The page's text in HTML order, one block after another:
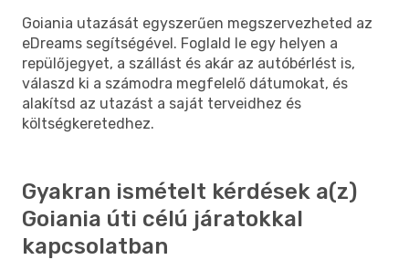
Goiania utazását egyszerűen megszervezheted az
eDreams segítségével. Foglald le egy helyen a
repülőjegyet, a szállást és akár az autóbérlést is,
válaszd ki a számodra megfelelő dátumokat, és
alakítsd az utazást a saját terveidhez és
költségkeretedhez.
Gyakran ismételt kérdések a(z)
Goiania úti célú járatokkal
kapcsolatban